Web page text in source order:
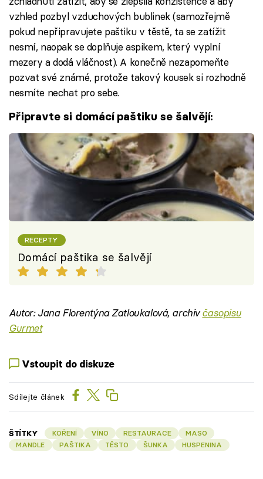
vzhled pozbyl vzduchových bublinek (samozřejmě
pokud nepřipravujete paštiku v těstě, ta se zatížit
nesmí, naopak se doplňuje aspikem, který vyplní
mezery a dodá vláčnost). A konečně nezapomeňte
pozvat své známé, protože takový kousek si rozhodně
nesmíte nechat pro sebe.
Připravte si domácí paštiku se šalvějí:
RECEPTY
Domácí paštika se šalvějí
Autor: Jana Florentýna Zatloukalová, archivčasopisu
Gurmet
Vstoupit do diskuze
Sdílejte článek
ŠTÍTKY KOŘENÍ VÍNO RESTAURACE
MASO
MANDLE
PAŠTIKA TĚSTO ŠUNKA HUSPENINA